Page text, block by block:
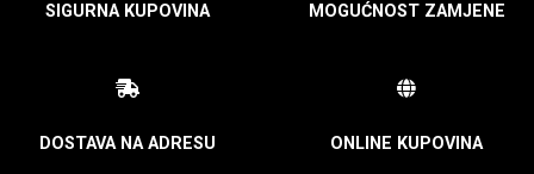
SIGURNA KUPOVINA MOGUĆNOST ZAMJENE
DOSTAVA NA ADRESU ONLINE KUPOVINA